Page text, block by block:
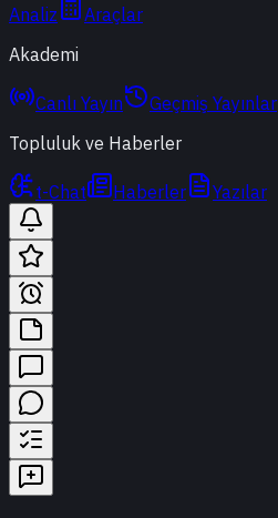
Analiz
Araçlar
Akademi
Canlı Yayın Geçmiş Yayınlar
Topluluk ve Haberler
t-Chat Haberler Yazılar